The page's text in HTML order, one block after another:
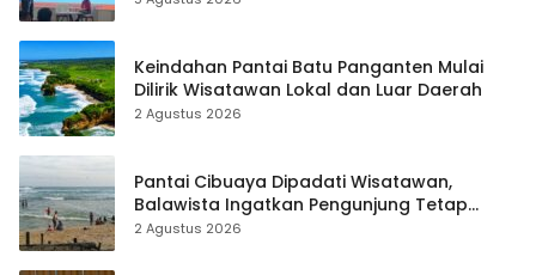
Keindahan Pantai Batu Panganten Mulai
Dilirik Wisatawan Lokal dan Luar Daerah
2 Agustus 2026
Pantai Cibuaya Dipadati Wisatawan,
Balawista Ingatkan Pengunjung Tetap
Waspada
2 Agustus 2026